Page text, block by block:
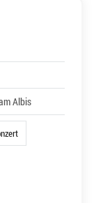
Albis